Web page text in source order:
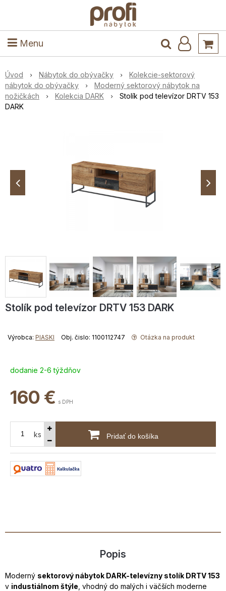
Menu
Kuchyňa a jedáleň
Úvod Nábytok do obývačky
Kolekcie-sektorový
nábytok do obývačky
Moderný sektorový nábytok na
nožičkách
Kolekcia DARK
Stolík pod televízor DRTV 153
DARK
Stolík pod televízor DRTV 153 DARK
Výrobca: PIASKI Obj. čislo: 1100112747 Otázka na produkt
dodanie 2-6 týždňov
160 € s DPH
ks Pridať do košíka
Popis
Moderný sektorový nábytok DARK-televízny stolík DRTV 153
v industiálnom štýle , vhodný do malých i väčších moderne